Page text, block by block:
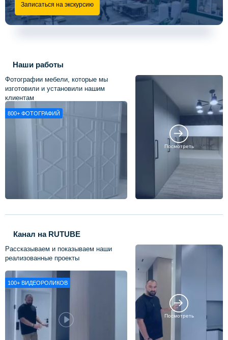
Записаться на экскурсию
Наши работы
Фотографии мебели, которые мы
изготовили и установили нашим
клиентам
800+ ФОТОГРАФИЙ
Посмотреть
Канал на RUTUBE
Рассказываем и показываем наши
реализованные проекты
100+ ВИДЕОРОЛИКОВ
Посмотреть